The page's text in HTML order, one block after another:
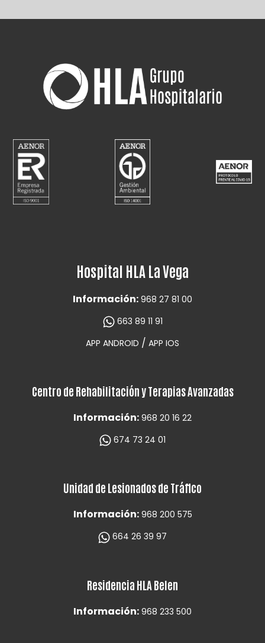
campo
Hospital HLA La Vega
Información: 968 27 81 00
663 89 11 91
APP ANDROID / APP IOS
Centro de Rehabilitación y Terapias Avanzadas
Información: 968 20 16 22
674 73 24 01
Unidad de Lesionados de Tráfico
Información: 968 200 575
664 26 39 97
Residencia HLA Belen
Información: 968 233 500